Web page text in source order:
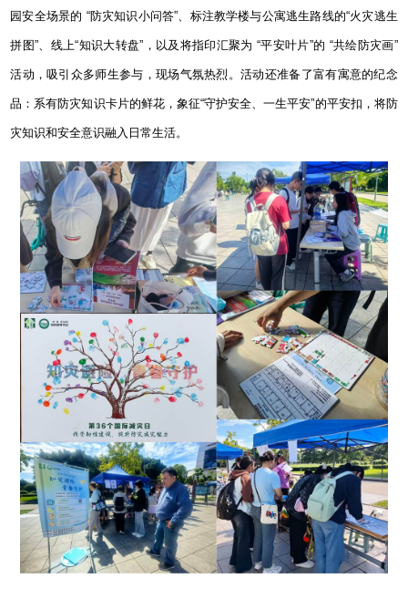
园安全场景的 “防灾知识小问答”、标注教学楼与公寓逃生路线的“火灾逃生
拼图”、线上“知识大转盘”，以及将指印汇聚为 “平安叶片”的 “共绘防灾画”
活动，吸引众多师生参与，现场气氛热烈。活动还准备了富有寓意的纪念
品：系有防灾知识卡片的鲜花，象征“守护安全、一生平安”的平安扣，将防
灾知识和安全意识融入日常生活。